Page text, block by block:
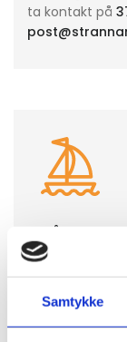
Samtykke
ta kontakt på
Båtplasser